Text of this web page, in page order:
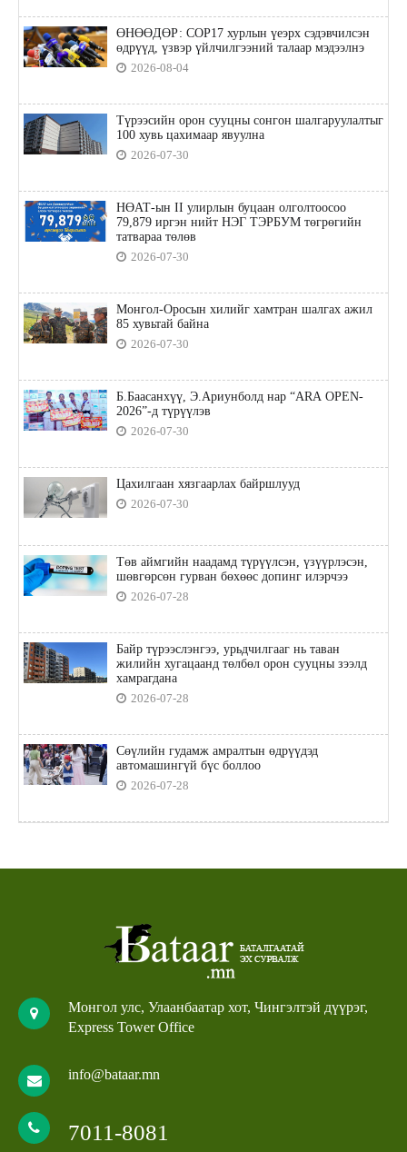
ӨНӨӨДӨР: COP17 хурлын үеэрх сэдэвчилсэн
өдрүүд, үзвэр үйлчилгээний талаар мэдээлнэ
2026-08-04
Түрээсийн орон сууцны сонгон шалгаруулалтыг
100 хувь цахимаар явуулна
2026-07-30
НӨАТ-ын II улирлын буцаан олголтоосоо
79,879 иргэн нийт НЭГ ТЭРБУМ төгрөгийн
татвараа төлөв
2026-07-30
Монгол-Оросын хилийг хамтран шалгах ажил
85 хувьтай байна
2026-07-30
Б.Баасанхүү, Э.Ариунболд нар “ARA OPEN-
2026”-д түрүүлэв
2026-07-30
Цахилгаан хязгаарлах байршлууд
2026-07-30
Төв аймгийн наадамд түрүүлсэн, үзүүрлэсэн,
шөвгөрсөн гурван бөхөөс допинг илэрчээ
2026-07-28
Байр түрээслэнгээ, урьдчилгааг нь таван
жилийн хугацаанд төлбөл орон сууцны зээлд
хамрагдана
2026-07-28
Сөүлийн гудамж амралтын өдрүүдэд
автомашингүй бүс боллоо
2026-07-28
Монгол улс, Улаанбаатар хот, Чингэлтэй дүүрэг,
Express Tower Office
info@bataar.mn
7011-8081